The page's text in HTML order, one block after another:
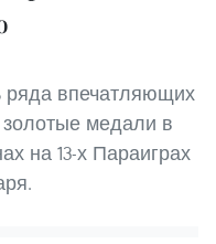
впечатляющих
медали в
на 13-х Параиграх